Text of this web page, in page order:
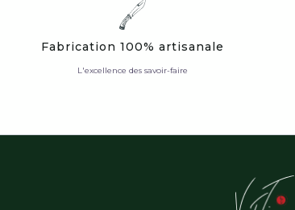
Fabrication 100% artisanale
L'excellence des savoir-faire